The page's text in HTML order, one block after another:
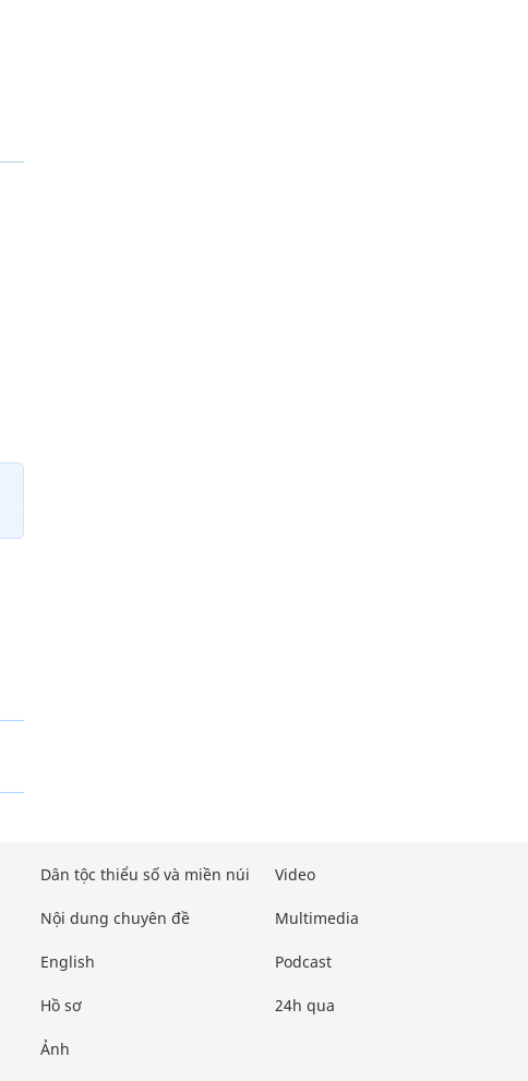
Dân tộc thiểu số và miền núi
Nội dung chuyên đề
English
Hồ sơ
Ảnh
Video
Multimedia
Podcast
24h qua